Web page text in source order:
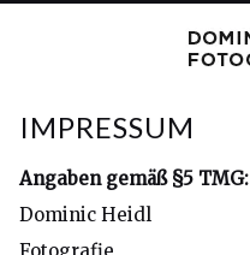
IMPRESSUM
Angaben gemäß §5 TMG:
Dominic Heidl